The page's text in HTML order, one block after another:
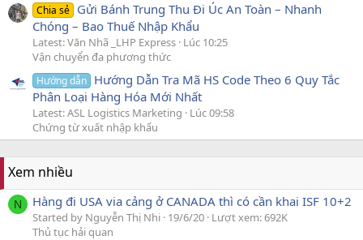
Chia sẻ Gửi Bánh Trung Thu Đi Úc An Toàn – Nhanh
Chóng – Bao Thuế Nhập Khẩu
Latest: Văn Nhã _LHP Express Lúc 10:25
Vận chuyển đa phương thức
Hướng dẫn Hướng Dẫn Tra Mã HS Code Theo 6 Quy Tắc
Phân Loại Hàng Hóa Mới Nhất
Latest: ASL Logistics Marketing
Lúc 09:58
Chứng từ xuất nhập khẩu
Xem nhiều
N Hàng đi USA via cảng ở CANADA thì có cần khai ISF 10+2
Started by Nguyễn Thị Nhi 19/6/20 Lượt xem: 692K
Thủ tục hải quan